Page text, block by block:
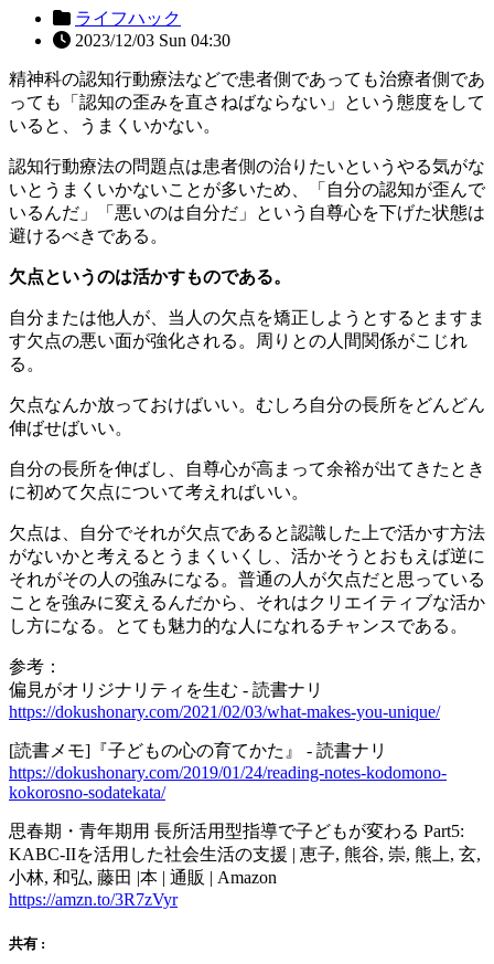
ライフハック
2023/12/03 Sun 04:30
精神科の認知行動療法などで患者側であっても治療者側であ
っても「認知の歪みを直さねばならない」という態度をして
いると、うまくいかない。
認知行動療法の問題点は患者側の治りたいというやる気がな
いとうまくいかないことが多いため、「自分の認知が歪んで
いるんだ」「悪いのは自分だ」という自尊心を下げた状態は
避けるべきである。
欠点というのは活かすものである。
自分または他人が、当人の欠点を矯正しようとするとますま
す欠点の悪い面が強化される。周りとの人間関係がこじれ
る。
欠点なんか放っておけばいい。むしろ自分の長所をどんどん
伸ばせばいい。
自分の長所を伸ばし、自尊心が高まって余裕が出てきたとき
に初めて欠点について考えればいい。
欠点は、自分でそれが欠点であると認識した上で活かす方法
がないかと考えるとうまくいくし、活かそうとおもえば逆に
それがその人の強みになる。普通の人が欠点だと思っている
ことを強みに変えるんだから、それはクリエイティブな活か
し方になる。とても魅力的な人になれるチャンスである。
参考：
偏見がオリジナリティを生む - 読書ナリ
https://dokushonary.com/2021/02/03/what-makes-you-unique/
[読書メモ]『子どもの心の育てかた』 - 読書ナリ
https://dokushonary.com/2019/01/24/reading-notes-kodomono-
kokorosno-sodatekata/
思春期・青年期用 長所活用型指導で子どもが変わる Part5:
KABC-IIを活用した社会生活の支援 | 恵子, 熊谷, 崇, 熊上, 玄,
小林, 和弘, 藤田 |本 | 通販 | Amazon
https://amzn.to/3R7zVyr
共有 :